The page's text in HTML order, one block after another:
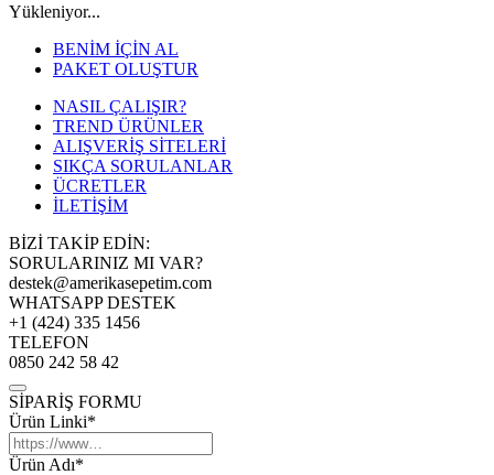
Yükleniyor...
BENİM İÇİN AL
PAKET OLUŞTUR
NASIL ÇALIŞIR?
TREND ÜRÜNLER
ALIŞVERİŞ SİTELERİ
SIKÇA SORULANLAR
ÜCRETLER
İLETİŞİM
BİZİ TAKİP EDİN:
SORULARINIZ MI VAR?
destek@amerikasepetim.com
WHATSAPP DESTEK
+1 (424) 335 1456
TELEFON
0850 242 58 42
SİPARİŞ FORMU
Ürün Linki*
Ürün Adı*